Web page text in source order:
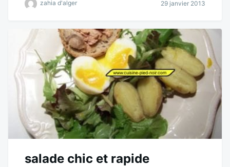
zahia d'alger 29 janvier 2013
salade chic et rapide